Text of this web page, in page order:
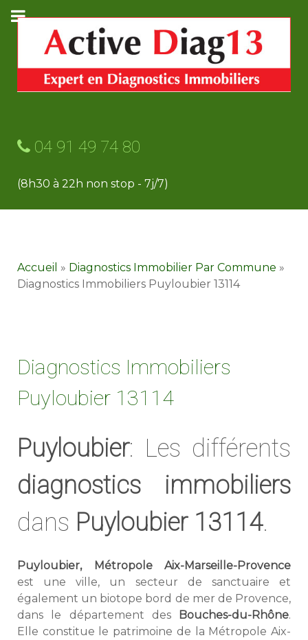
04 91 49 74 80
(8h30 à 22h non stop - 7j/7)
Accueil » Diagnostics Immobilier Par Commune »
Diagnostics Immobiliers Puyloubier 13114
Diagnostics Immobiliers
Puyloubier 13114
Puyloubier: Les différents
diagnostics immobiliers
dans Puyloubier 13114.
Puyloubier, Métropole Aix-Marseille-Provence
est une ville, un secteur de sanctuaire et
également un biotope bord de mer de Provence,
dans le département des
Bouches-du-Rhône.
Elle constitue le patrimoine de la Métropole Aix-